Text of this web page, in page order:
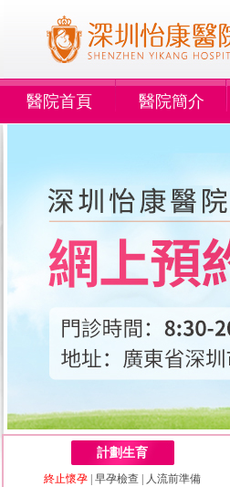
醫院首頁 醫院簡介
計劃生育
終止懷孕 早孕檢查
人流前準備